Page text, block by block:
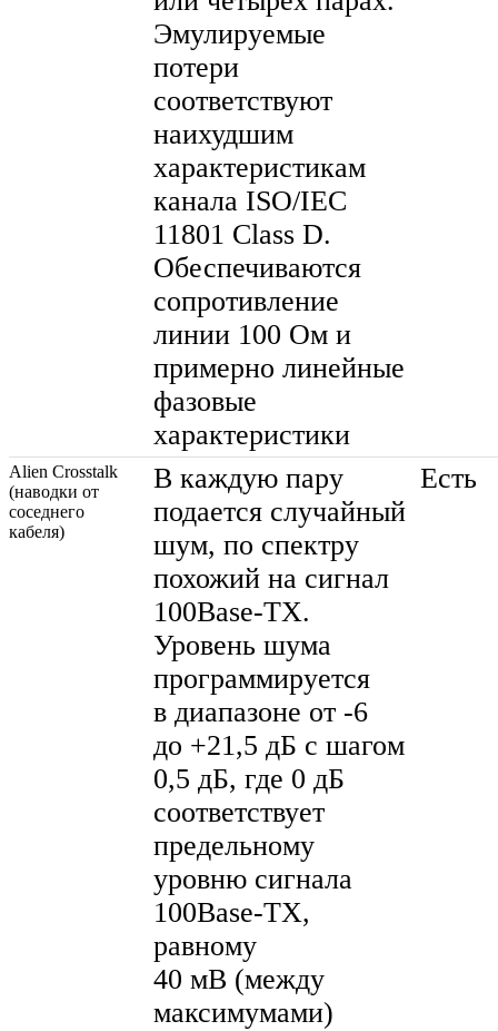
Эмулируемые
потери
соответствуют
наихудшим
характеристикам
канала ISO/IEC
11801 Class D.
Обеспечиваются
сопротивление
линии 100 Ом и
примерно линейные
фазовые
характеристики
Alien Crosstalk
(наводки от
соседнего
кабеля)
В каждую пару
подается случайный
шум, по спектру
похожий на сигнал
100Base-TX.
Уровень шума
программируется
в диапазоне от -6
до +21,5 дБ с шагом
0,5 дБ, где 0 дБ
соответствует
предельному
уровню сигнала
100Base-TX,
равному
40 мВ (между
максимумами)
Есть